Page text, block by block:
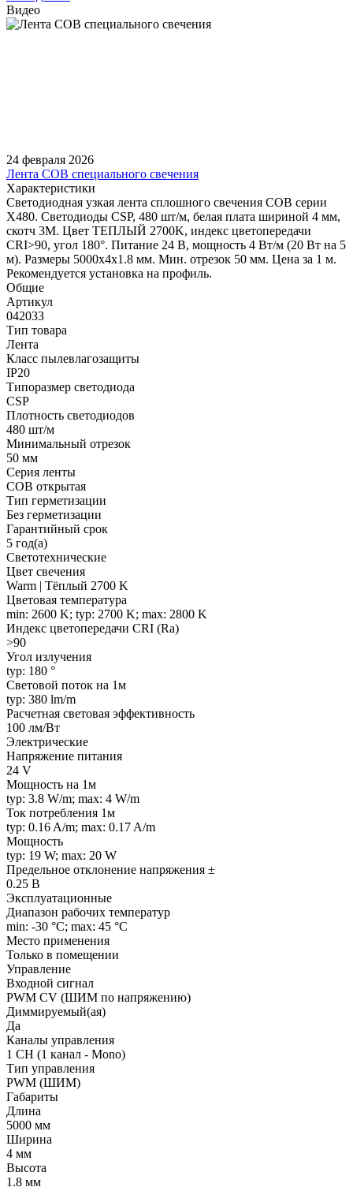
Видео
24 февраля 2026
Лента COB специального свечения
Характеристики
Светодиодная узкая лента сплошного свечения COB серии
X480. Светодиоды CSP, 480 шт/м, белая плата шириной 4 мм,
скотч 3M. Цвет ТЕПЛЫЙ 2700K, индекс цветопередачи
CRI>90, угол 180°. Питание 24 В, мощность 4 Вт/м (20 Вт на 5
м). Размеры 5000х4х1.8 мм. Мин. отрезок 50 мм. Цена за 1 м.
Рекомендуется установка на профиль.
Общие
Артикул
042033
Тип товара
Лента
Класс пылевлагозащиты
IP20
Типоразмер светодиода
CSP
Плотность светодиодов
480 шт/м
Минимальный отрезок
50 мм
Серия ленты
COB открытая
Тип герметизации
Без герметизации
Гарантийный срок
5 год(а)
Светотехнические
Цвет свечения
Warm | Тёплый 2700 K
Цветовая температура
min: 2600 K; typ: 2700 K; max: 2800 K
Индекс цветопередачи CRI (Ra)
>90
Угол излучения
typ: 180 °
Световой поток на 1м
typ: 380 lm/m
Расчетная световая эффективность
100 лм/Вт
Электрические
Напряжение питания
24 V
Мощность на 1м
typ: 3.8 W/m; max: 4 W/m
Ток потребления 1м
typ: 0.16 A/m; max: 0.17 A/m
Мощность
typ: 19 W; max: 20 W
Предельное отклонение напряжения ±
0.25 В
Эксплуатационные
Диапазон рабочих температур
min: -30 °C; max: 45 °C
Место применения
Только в помещении
Управление
Входной сигнал
PWM СV (ШИМ по напряжению)
Диммируемый(ая)
Да
Каналы управления
1 CH (1 канал - Mono)
Тип управления
PWM (ШИМ)
Габариты
Длина
5000 мм
Ширина
4 мм
Высота
1.8 мм